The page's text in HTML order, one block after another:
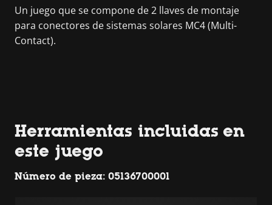
Un juego que se compone de 2 llaves de montaje
para conectores de sistemas solares MC4 (Multi-
Contact).
Herramientas incluidas en
este juego
Número de pieza: 05136700001